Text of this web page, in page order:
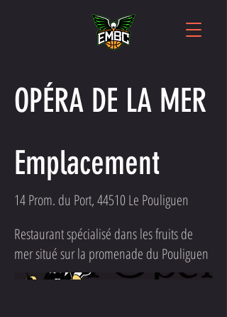
OPÉRA DE LA MER
Emplacement
14 Prom. du Port, 44510 Le Pouliguen
Restaurant spécialisé dans les fruits de
mer situé sur la promenade du Pouliguen